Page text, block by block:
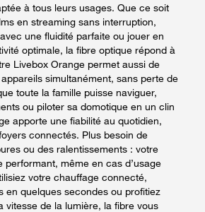
à tous leurs usages. Que ce soit
en streaming sans interruption,
une fluidité parfaite ou jouer en
optimale, la fibre optique répond à
Livebox Orange permet aussi de
simultanément, sans perte de
toute la famille puisse naviguer,
ou piloter sa domotique en un clin
apporte une fiabilité au quotidien,
connectés. Plus besoin de
ou des ralentissements : votre
performant, même en cas d’usage
votre chauffage connecté,
en quelques secondes ou profitiez
vitesse de la lumière, la fibre vous